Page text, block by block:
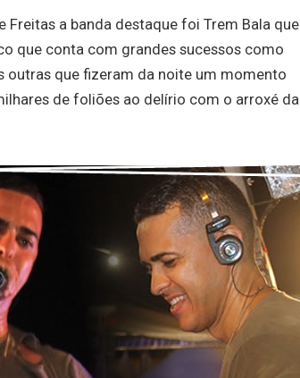
a banda destaque foi Trem Bala que
que conta com grandes sucessos como
outras que fizeram da noite um momento
de foliões ao delírio com o arroxé da